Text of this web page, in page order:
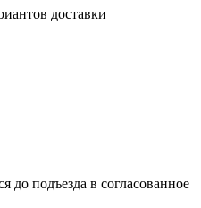
доставки
до подъезда в согласованное